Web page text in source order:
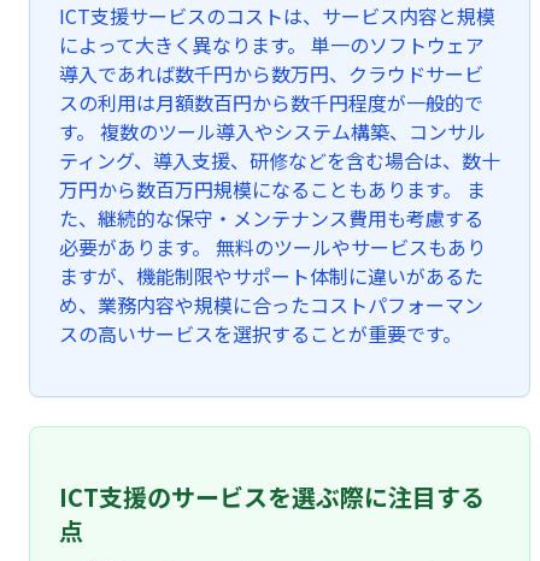
ICT支援サービスのコストは、サービス内容と規模
によって大きく異なります。 単一のソフトウェア
導入であれば数千円から数万円、クラウドサービ
スの利用は月額数百円から数千円程度が一般的で
す。 複数のツール導入やシステム構築、コンサル
ティング、導入支援、研修などを含む場合は、数十
万円から数百万円規模になることもあります。 ま
た、継続的な保守・メンテナンス費用も考慮する
必要があります。 無料のツールやサービスもあり
ますが、機能制限やサポート体制に違いがあるた
め、業務内容や規模に合ったコストパフォーマン
スの高いサービスを選択することが重要です。
ICT支援のサービスを選ぶ際に注目する
点